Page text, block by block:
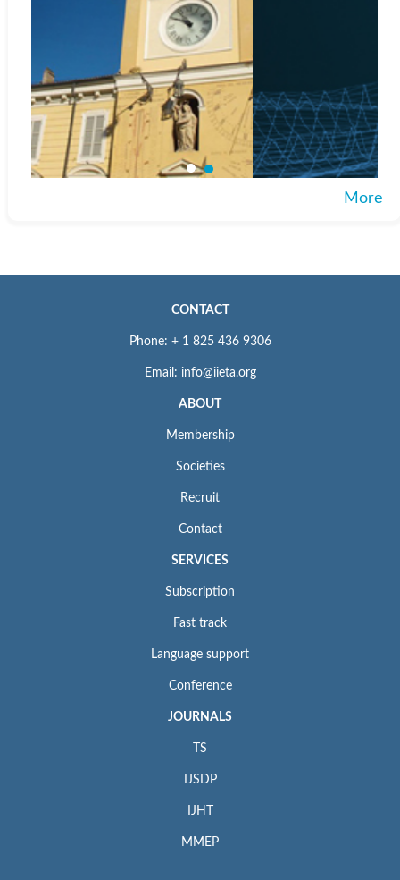
More
CONTACT
Phone: + 1 825 436 9306
Email: info@iieta.org
ABOUT
Membership
Societies
Recruit
Contact
SERVICES
Subscription
Fast track
Language support
Conference
JOURNALS
TS
IJSDP
IJHT
MMEP